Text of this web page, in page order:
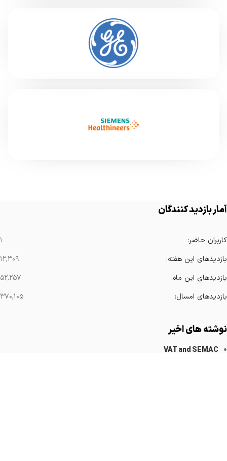
آمار بازدید کنندگان
کاربران حاضر:
۱
بازدیدهای این هفته:
۱۲,۳۰۹
بازدیدهای این ماه:
۵۲,۲۵۷
بازدیدهای امسال:
۳۷۰,۱۰۵
نوشته های اخیر
VAT and SEMAC